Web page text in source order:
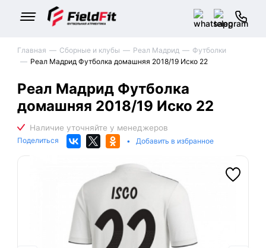
Главная Сборные и клубы Реал Мадрид
Футболки
Реал Мадрид Футболка домашняя 2018/19 Иско 22
Реал Мадрид Футболка
домашняя 2018/19 Иско 22
Поделиться • Добавить в избранное